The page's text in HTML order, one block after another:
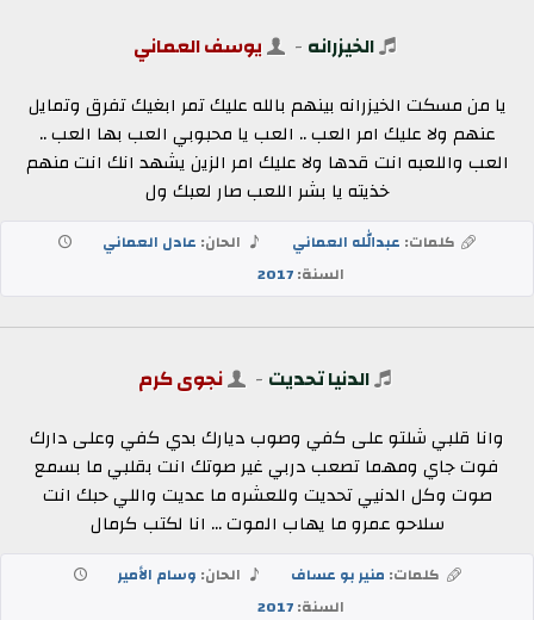
الخيزرانه - يوسف العماني
يا من مسكت الخيزرانه بينهم بالله عليك تمر ابغيك تفرق وتمايل
عنهم ولا عليك امر العب .. العب يا محبوبي العب بها العب ..
العب واللعبه انت قدها ولا عليك امر الزين يشهد انك انت منهم
خذيته يا بشر اللعب صار لعبك ول
كلمات: عبدالله العماني الحان: عادل العماني
السنة:2017
الدنيا تحديت - نجوى كرم
وانا قلبي شلتو على كفي وصوب ديارك بدي كفي وعلى دارك
فوت جاي ومهما تصعب دربي غير صوتك انت بقلبي ما بسمع
صوت وكل الدنيي تحديت وللعشره ما عديت واللي حبك انت
سلاحو عمرو ما يهاب الموت ... انا لكتب كرمال
كلمات: منير بو عساف الحان: وسام الأمير
السنة:2017